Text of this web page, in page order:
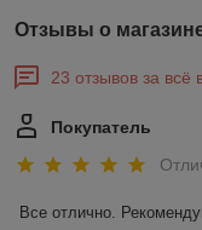
Отзывы о
23 отзывов за всё
Покупатель
Все отлично.